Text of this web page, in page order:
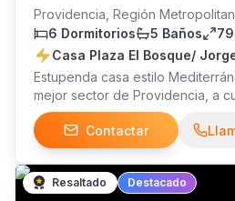
Providencia, Región
6 Dormitorios
5 Baños
Casa Plaza El Bosque/
Estupenda casa estilo
mejor sector de Providencia, a
Ignacio, Colegio Mariano de
Salle, a cuadras del Country
café, Supermercados, es un
de fácil acceso. Al ingresar, un
entrada en doble altura nos
Contactar
Resaltado Destacado